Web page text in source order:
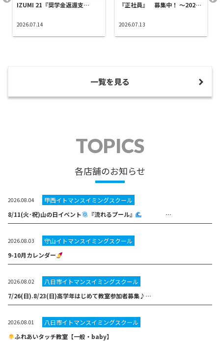
IZUMI 21『奨学金返還支…
2026.07.14
『正社員』 募集中！ ～202…
2026.07.13
一覧を見る
TOPICS
各店舗のお知らせ
2026.08.04
甲西イトマンスイミングスクール
8/11(火･祝)山の日イベント
『流れるプール』 …
2026.08.03
守山イトマンスイミングスクール
9-10月カレンダー
2026.08.02
八日市イトマンスイミングスクール
7/26(日).8/23(日)高学年はじめて教室参加者募集♪…
2026.08.01
八日市イトマンスイミングスクール
ふれあいタッチ教室【一般・baby】